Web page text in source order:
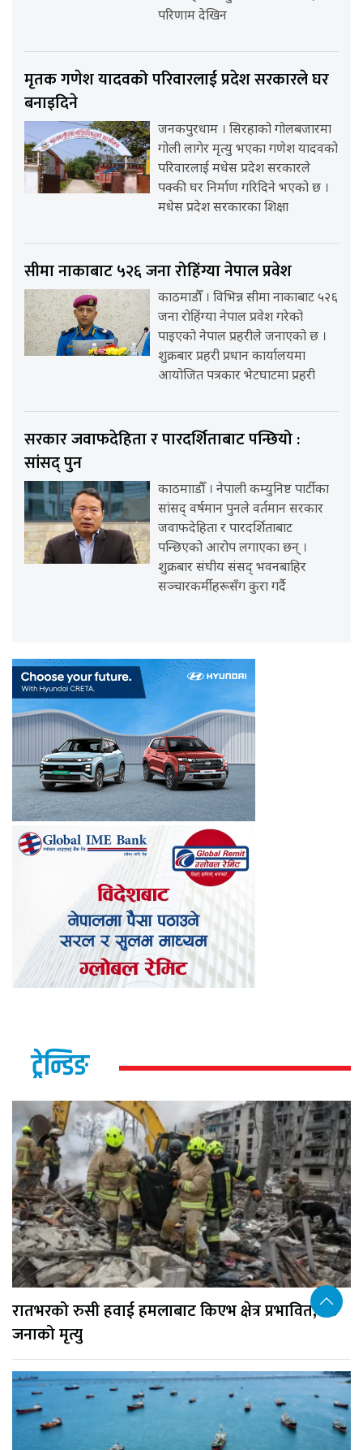
परिणाम देखिन
मृतक गणेश यादवको परिवारलाई प्रदेश सरकारले घर
बनाइदिने
जनकपुरधाम । सिरहाको गोलबजारमा
गोली लागेर मृत्यु भएका गणेश यादवको
परिवारलाई मधेस प्रदेश सरकारले
पक्की घर निर्माण गरिदिने भएको छ ।
मधेस प्रदेश सरकारका शिक्षा
सीमा नाकाबाट ५२६ जना रोहिंग्या नेपाल प्रवेश
काठमाडौँ । विभिन्न सीमा नाकाबाट ५२६
जना रोहिंग्या नेपाल प्रवेश गरेको
पाइएको नेपाल प्रहरीले जनाएको छ ।
शुक्रबार प्रहरी प्रधान कार्यालयमा
आयोजित पत्रकार भेटघाटमा प्रहरी
सरकार जवाफदेहिता र पारदर्शिताबाट पन्छियो :
सांसद् पुन
काठमााडौँ । नेपाली कम्युनिष्ट पार्टीका
सांसद् वर्षमान पुनले वर्तमान सरकार
जवाफदेहिता र पारदर्शिताबाट
पन्छिएको आरोप लगाएका छन् ।
शुक्रबार संघीय संसद् भवनबाहिर
सञ्चारकर्मीहरूसँग कुरा गर्दै
ट्रेन्डिङ
रातभरको रुसी हवाई हमलाबाट किएभ क्षेत्र प्रभावित, १७
जनाको मृत्यु